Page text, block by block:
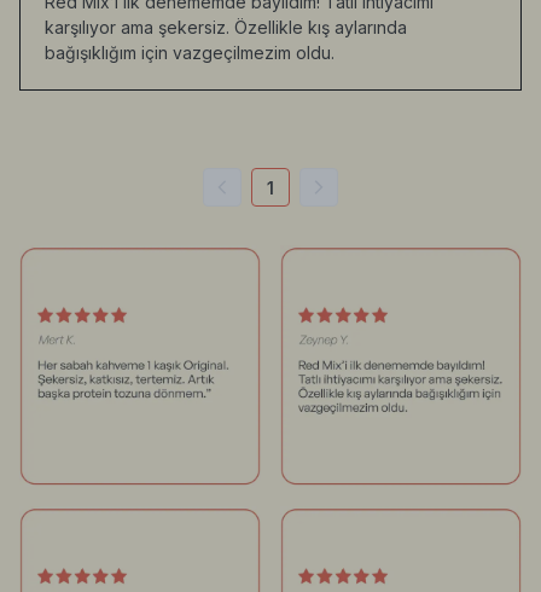
karşılıyor ama şekersiz. Özellikle kış aylarında
bağışıklığım için vazgeçilmezim oldu.
1